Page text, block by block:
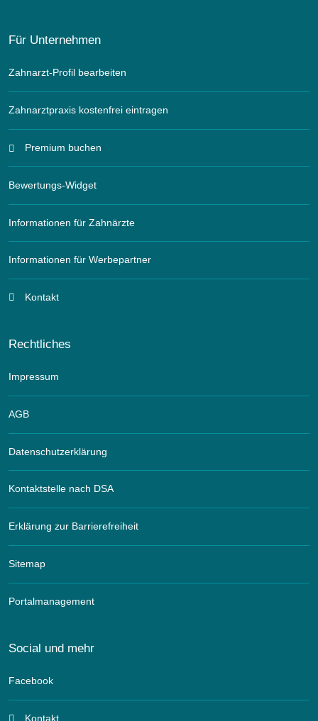
Für Unternehmen
Zahnarzt-Profil bearbeiten
Zahnarztpraxis kostenfrei eintragen
Premium buchen
Bewertungs-Widget
Informationen für Zahnärzte
Informationen für Werbepartner
Kontakt
Rechtliches
Impressum
AGB
Datenschutzerklärung
Kontaktstelle nach DSA
Erklärung zur Barrierefreiheit
Sitemap
Portalmanagement
Social und mehr
Facebook
Kontakt